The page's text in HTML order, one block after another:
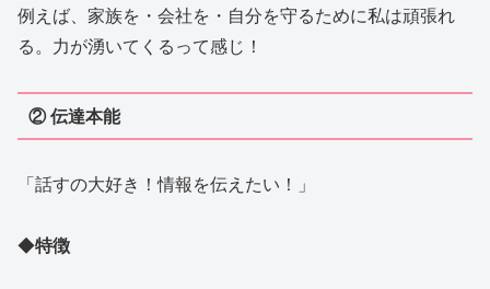
例えば、家族を・会社を・自分を守るために私は頑張れ
る。力が湧いてくるって感じ！
② 伝達本能
「話すの大好き！情報を伝えたい！」
◆特徴